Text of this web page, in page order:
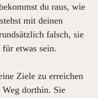
du raus, wie
mit deinen
falsch, sie
etwas sein.
Ziele zu erreichen
Weg dorthin. Sie